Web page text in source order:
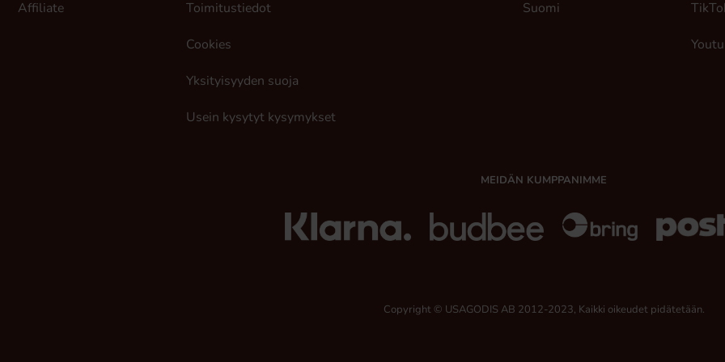
Affiliate Toimitustiedot
Cookies
Yksityisyyden suoja
Usein kysytyt kysymykset
Suomi
MEIDÄN KUMPPANIMME
Copyright © USAGODIS AB 2012-2023, Kaikki oikeudet pidätetään.